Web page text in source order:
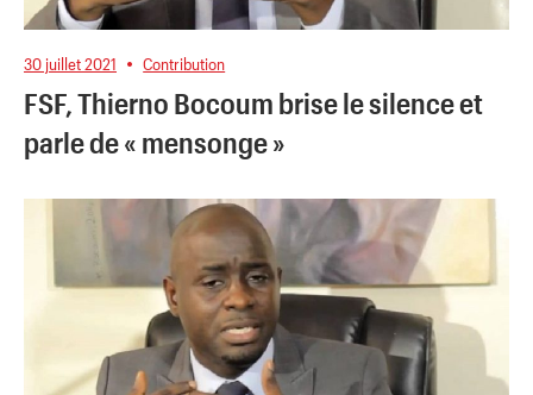
30 juillet 2021 Contribution
FSF, Thierno Bocoum brise le silence et
parle de « mensonge »